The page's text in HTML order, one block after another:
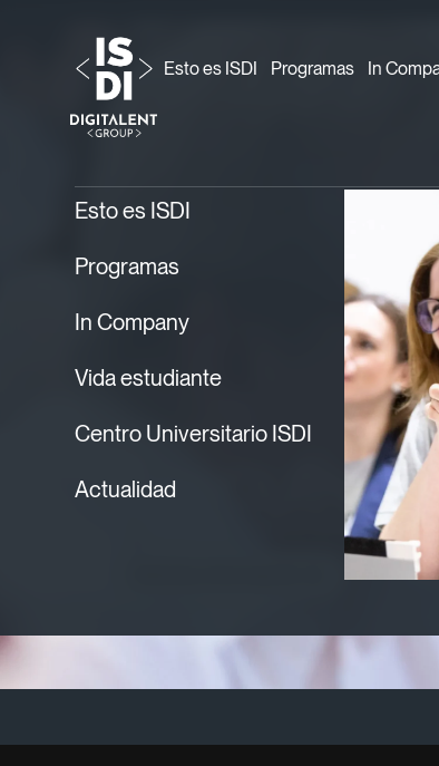
Esto es ISDI Programas In
ISDI Formación› Legaltech:
Esto es ISDI
Programas
In Company
Vida estudiante
Centro Universitario ISDI
Actualidad
Executive
‹Legaltech›: lidera la